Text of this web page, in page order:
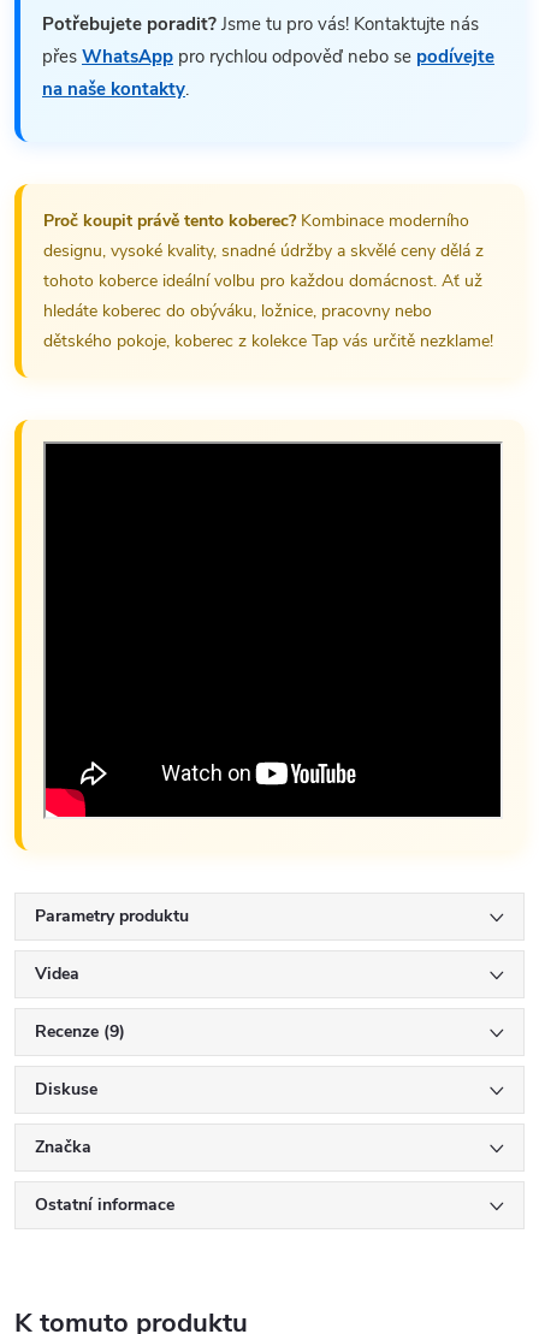
Potřebujete poradit? Jsme tu pro vás! Kontaktujte nás
přes WhatsApp pro rychlou odpověď nebo se podívejte
na naše kontakty.
Proč koupit právě tento koberec?Kombinace moderního
designu, vysoké kvality, snadné údržby a skvělé ceny dělá z
tohoto koberce ideální volbu pro každou domácnost. Ať už
hledáte koberec do obýváku, ložnice, pracovny nebo
dětského pokoje, koberec z kolekce Tap vás určitě nezklame!
Parametry produktu
Videa
Recenze (9)
Diskuse
Značka
Ostatní informace
K tomuto produktu